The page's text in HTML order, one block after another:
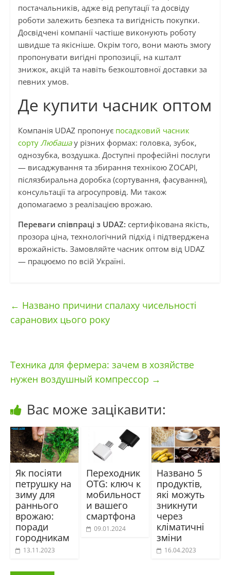
постачальників, адже від репутації та досвіду
роботи залежить безпека та вигідність покупки.
Досвідчені компанії частіше виконують роботу
швидше та якісніше. Окрім того, вони мають змогу
пропонувати вигідні пропозиції, на кшталт
знижок, акцій та навіть безкоштовної доставки за
певних умов.
Де купити часник оптом
Компанія UDAZ пропонує посадковий часник
сорту Любашау різних формах: головка, зубок,
однозубка, воздушка. Доступні професійні послуги
— висаджування та збирання технікою ZOCAPI,
післязбиральна доробка (сортування, фасування),
консультації та агросупровід. Ми також
допомагаємо з реалізацією врожаю.
Переваги співпраці з UDAZ: сертифікована якість,
прозора ціна, технологічний підхід і підтверджена
врожайність. Замовляйте часник оптом від UDAZ
— працюємо по всій Україні.
← Названо причини спалаху чисельності
саранових цього року
Техника для фермера: зачем в хозяйстве
нужен воздушный компрессор →
Вас може зацікавити:
Як посіяти
петрушку на
зиму для
раннього
врожаю:
поради
городникам
13.11.2023
Переходник
OTG: ключ к
мобильност
и вашего
смартфона
09.01.2024
Названо 5
продуктів,
які можуть
зникнути
через
кліматичні
зміни
16.04.2023